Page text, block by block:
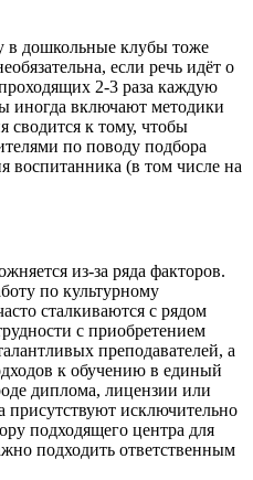
в дошкольные клубы тоже
если речь идёт о
2-3 раза каждую
иногда включают методики
сводится к тому, чтобы
по поводу подбора
воспитанника (в том числе на
из-за ряда факторов.
по культурному
сталкиваются с рядом
с приобретением
преподавателей, а
к обучению в единый
диплома, лицензии или
присутствуют исключительно
подходящего центра для
подходить ответственным